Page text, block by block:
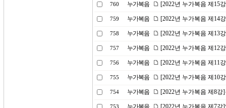
760 누가복음 [2022년 누가복음 제15
759 누가복음 [2022년 누가복음 제14
758 누가복음 [2022년 누가복음 제13
757 누가복음 [2022년 누가복음 제12
756 누가복음 [2022년 누가복음 제11
755 누가복음 [2022년 누가복음 제10
754 누가복음 [2022년 누가복음 제8
753 누가복음 [2022년 누가복음 제7